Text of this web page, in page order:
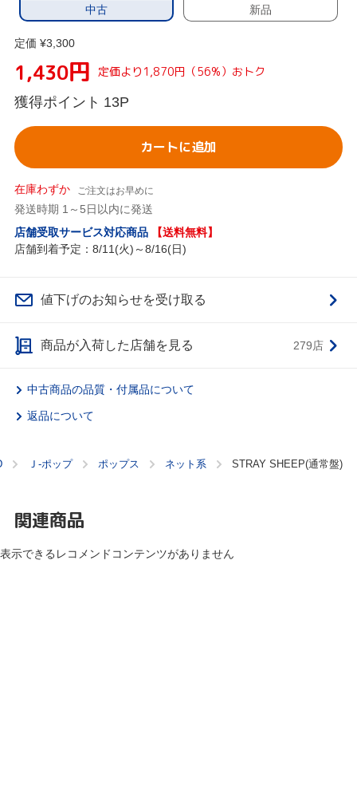
中古 新品
定価 ¥3,300
1,430円 定価より1,870円（56%）おトク
獲得ポイント 13P
カートに追加
在庫わずか ご注文はお早めに
発送時期 1～5日以内に発送
店舗受取サービス対応商品
【送料無料】
店舗到着予定：8/11(火)～8/16(日)
値下げのお知らせを受け取る
商品が入荷した店舗を見る 279店
中古商品の品質・付属品について
返品について
Ｊ‐ポップ ポップス ネット系 STRAY SHEEP(通常盤)
関連商品
表示できるレコメンドコンテンツがありません